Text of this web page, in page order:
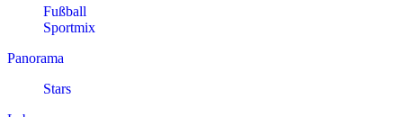
Fußball
Sportmix
Panorama
Stars